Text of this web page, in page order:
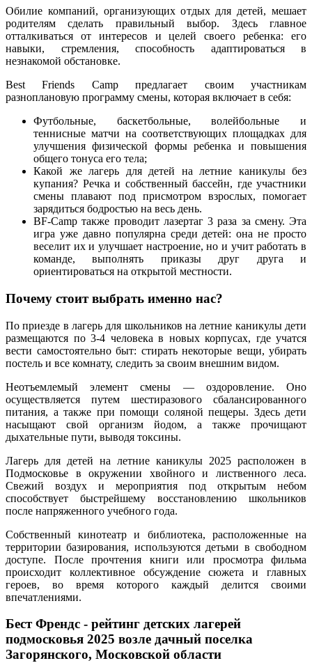
Обилие компаний, организующих отдых для детей, мешает
родителям сделать правильный выбор. Здесь главное
отталкиваться от интересов и целей своего ребенка: его
навыки, стремления, способность адаптироваться в
незнакомой обстановке.
Best Friends Camp предлагает своим участникам
разноплановую программу смены, которая включает в себя:
Футбольные, баскетбольные, волейбольные и
теннисные матчи на соответствующих площадках для
улучшения физической формы ребенка и повышения
общего тонуса его тела;
Какой же лагерь для детей на летние каникулы без
купания? Речка и собственный бассейн, где участники
смены плавают под присмотром взрослых, помогает
зарядиться бодростью на весь день.
BF-Camp также проводит лазертаг 3 раза за смену. Эта
игра уже давно популярна среди детей: она не просто
веселит их и улучшает настроение, но и учит работать в
команде, выполнять приказы друг друга и
ориентироваться на открытой местности.
Почему стоит выбрать именно нас?
По приезде в лагерь для школьников на летние каникулы дети
размещаются по 3-4 человека в новых корпусах, где учатся
вести самостоятельно быт: стирать некоторые вещи, убирать
постель и все комнату, следить за своим внешним видом.
Неотъемлемый элемент смены — оздоровление. Оно
осуществляется путем шестиразового сбалансированного
питания, а также при помощи соляной пещеры. Здесь дети
насыщают свой организм йодом, а также прочищают
дыхательные пути, выводя токсины.
Лагерь для детей на летние каникулы 2025 расположен в
Подмосковье в окружении хвойного и лиственного леса.
Свежий воздух и мероприятия под открытым небом
способствует быстрейшему восстановлению школьников
после напряженного учебного года.
Собственный кинотеатр и библиотека, расположенные на
территории базирования, используются детьми в свободном
доступе. После прочтения книги или просмотра фильма
происходит коллективное обсуждение сюжета и главных
героев, во время которого каждый делится своими
впечатлениями.
Бест Френдс - рейтинг детских лагерей
подмосковья 2025 возле дачный поселка
Загорянского, Московской области